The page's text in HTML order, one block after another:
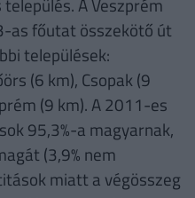
as főutat összekötő út
települések:
(6 km), Csopak (9
(9 km). A 2011-es
95,3%-a magyarnak,
(3,9% nem
miatt a végösszeg